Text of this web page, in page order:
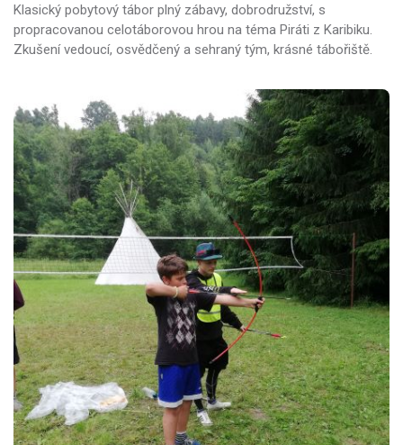
Klasický pobytový tábor plný zábavy, dobrodružství, s
propracovanou celotáborovou hrou na téma Piráti z Karibiku.
Zkušení vedoucí, osvědčený a sehraný tým, krásné tábořiště.